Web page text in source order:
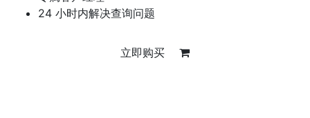
24 小时内解决查询问题
立即购买